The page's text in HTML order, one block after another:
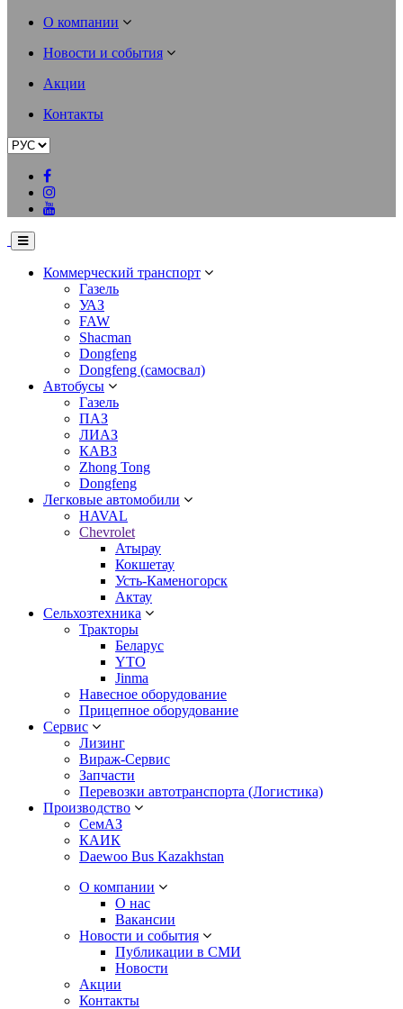
О компании
Новости и события
Акции
Контакты
Коммерческий транспорт
Газель
УАЗ
FAW
Shacman
Dongfeng
Dongfeng (самосвал)
Автобусы
Газель
ПАЗ
ЛИАЗ
КАВЗ
Zhong Tong
Dongfeng
Легковые автомобили
HAVAL
Chevrolet
Атырау
Кокшетау
Усть-Каменогорск
Актау
Сельхозтехника
Тракторы
Беларус
YTO
Jinma
Навесное оборудование
Прицепное оборудование
Сервис
Лизинг
Вираж-Сервис
Запчасти
Перевозки автотранспорта (Логистика)
Производство
СемАЗ
КАИК
Daewoo Bus Kazakhstan
О компании
О нас
Вакансии
Новости и события
Публикации в СМИ
Новости
Акции
Контакты